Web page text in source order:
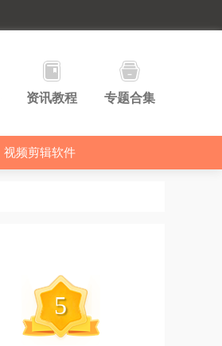
资讯教程 专题合集
视频剪辑软件
5